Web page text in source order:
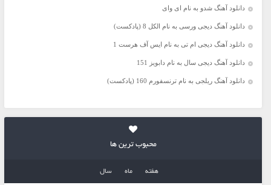
دانلود آهنگ شدو به نام ای وای
دانلود آهنگ دیجی ورسی به نام الکل 8 (پادکست)
دانلود آهنگ دیجی ام تی به نام ایس آف هرست 1
دانلود آهنگ دیجی سال به نام دابویز 151
دانلود آهنگ ریلجی به نام ترنسفورم 160 (پادکست)
محبوب ترین ها
هفته ماه سال